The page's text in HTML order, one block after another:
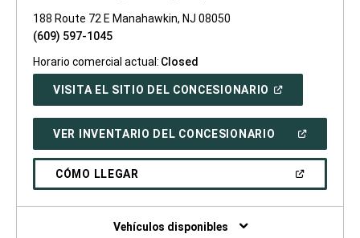
188 Route 72 E Manahawkin, NJ 08050
(609) 597-1045
Horario comercial actual: Closed
VISITA EL SITIO DEL CONCESIONARIO (ABRIR
NUEVA)
VER INVENTARIO DEL CONCESIONARIO (ABRIR
UNA
VENTANA
NUEVA)
CÓMO LLEGAR
VENTANA
Vehículos disponibles